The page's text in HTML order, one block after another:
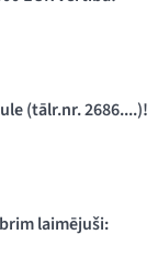
(tālr.nr. 2686....)!
laimējuši: